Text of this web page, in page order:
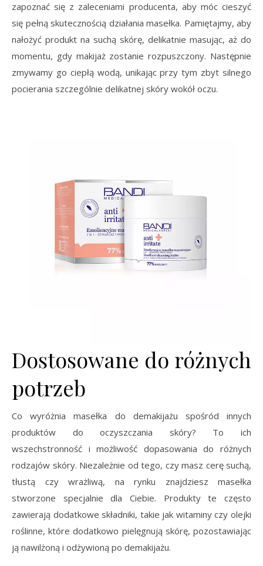
zapoznać się z zaleceniami producenta, aby móc cieszyć
się pełną skutecznością działania masełka. Pamiętajmy, aby
nałożyć produkt na suchą skórę, delikatnie masując, aż do
momentu, gdy makijaż zostanie rozpuszczony. Następnie
zmywamy go ciepłą wodą, unikając przy tym zbyt silnego
pocierania szczególnie delikatnej skóry wokół oczu.
Dostosowane do różnych
potrzeb
Co wyróżnia masełka do demakijażu spośród innych
produktów do oczyszczania skóry? To ich
wszechstronność i możliwość dopasowania do różnych
rodzajów skóry. Niezależnie od tego, czy masz cerę suchą,
tłustą czy wrażliwą, na rynku znajdziesz masełka
stworzone specjalnie dla Ciebie. Produkty te często
zawierają dodatkowe składniki, takie jak witaminy czy olejki
roślinne, które dodatkowo pielęgnują skórę, pozostawiając
ją nawilżoną i odżywioną po demakijażu.